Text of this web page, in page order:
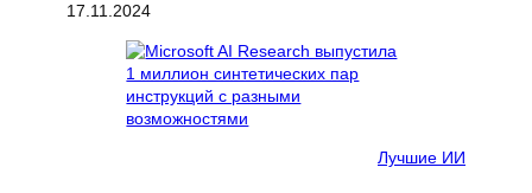
17.11.2024
Лучшие ИИ